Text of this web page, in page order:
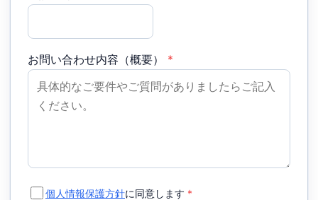
お問い合わせ内容（概要） *
個人情報保護方針に同意します *